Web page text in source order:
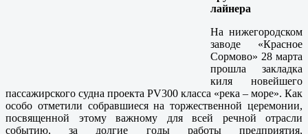
лайнера
На нижегородском
заводе «Красное
Сормово» 28 марта
прошла закладка
киля новейшего
пассажирского судна проекта PV300 класса «река – море». Как
особо отметили собравшиеся на торжественной церемонии,
посвященной этому важному для всей речной отрасли
событию, за долгие годы работы предприятия,